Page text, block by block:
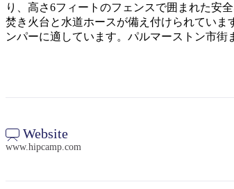
り、高さ6フィートのフェンスで囲まれた安
焚き火台と水道ホースが備え付けられてい
ンパーに適しています。パルマーストン市街
Website
www.hipcamp.com